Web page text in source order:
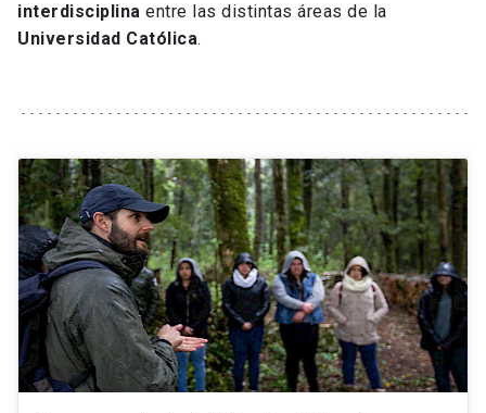
Investigación
Vinculación
Universidad
Información para keyboard_arrow_down
Futuros estudiantes
Go to english site launch
interdisciplina entre las distintas áreas de la
Universidad Católica.